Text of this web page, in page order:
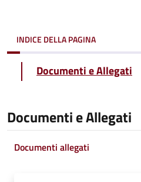
INDICE DELLA PAGINA
Documenti e Allegati
Documenti e Allegati
Documenti allegati